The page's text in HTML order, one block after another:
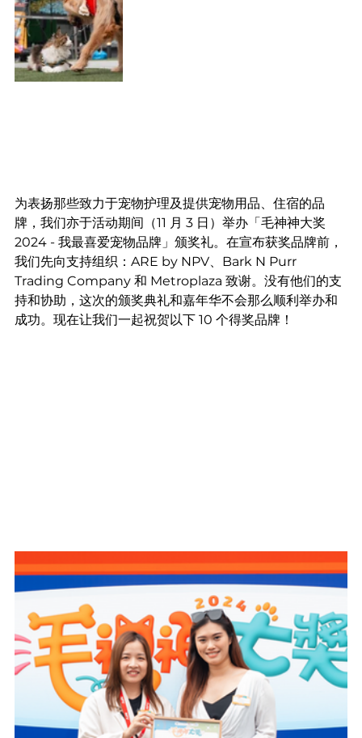
为表扬那些致力于宠物护理及提供宠物用品、住宿的品
牌，我们亦于活动期间（11 月 3 日）举办「毛神神大奖
2024 - 我最喜爱宠物品牌」颁奖礼。在宣布获奖品牌前，
我们先向支持组织：ARE by NPV、Bark N Purr
Trading Company 和 Metroplaza 致谢。没有他们的支
持和协助，这次的颁奖典礼和嘉年华不会那么顺利举办和
成功。现在让我们一起祝贺以下 10 个得奖品牌！